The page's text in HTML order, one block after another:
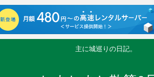
主に城巡りの日記。